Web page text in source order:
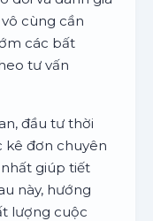
cùng cần
các bất
tư vấn
đầu tư thời
kê đơn chuyên
giúp tiết
này, hướng
lượng cuộc